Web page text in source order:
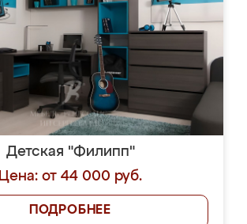
Детская "Филипп"
Цена: от 44 000 руб.
ПОДРОБНЕЕ